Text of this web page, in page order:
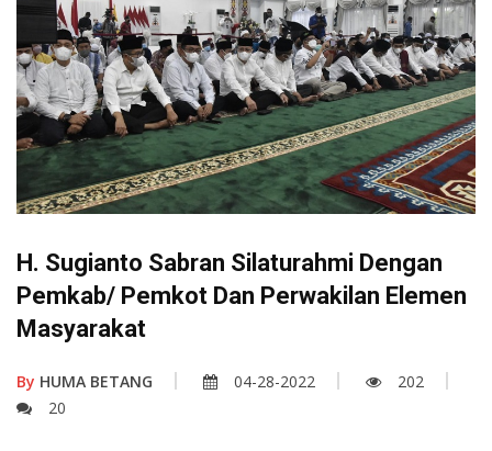
H. Sugianto Sabran Silaturahmi Dengan
Pemkab/ Pemkot Dan Perwakilan Elemen
Masyarakat
By HUMA BETANG 04-28-2022
202
20